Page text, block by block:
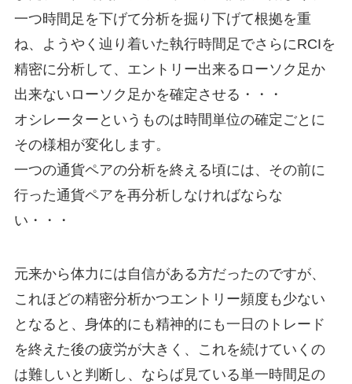
一つ時間足を下げて分析を掘り下げて根拠を重
ね、ようやく辿り着いた執行時間足でさらにRCIを
精密に分析して、エントリー出来るローソク足か
出来ないローソク足かを確定させる・・・
オシレーターというものは時間単位の確定ごとに
その様相が変化します。
一つの通貨ペアの分析を終える頃には、その前に
行った通貨ペアを再分析しなければならな
い・・・
元来から体力には自信がある方だったのですが、
これほどの精密分析かつエントリー頻度も少ない
となると、身体的にも精神的にも一日のトレード
を終えた後の疲労が大きく、これを続けていくの
は難しいと判断し、ならば見ている単一時間足の